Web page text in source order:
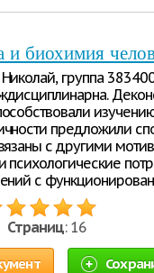
и биохимия
Николай, группа
предложили
с другими
психологические
с
Страниц: 16